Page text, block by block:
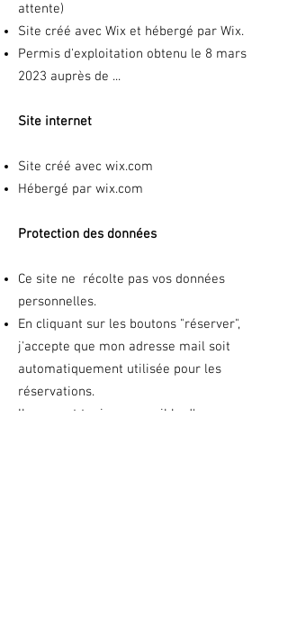
attente)
Site créé avec Wix et hébergé par Wix.
Permis d'exploitation obtenu le 8 mars
2023 auprès de ...
Site internet
Site créé avec wix.com
Hébergé par wix.com
Protection des données
Ce site ne récolte pas vos données
personnelles.
En cliquant sur les boutons "réserver",
j'accepte que mon adresse mail soit
automatiquement utilisée pour les
réservations.
Il vous est toujours possible d'envoyer vos